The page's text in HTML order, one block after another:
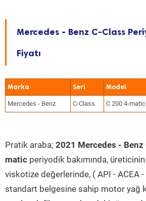
Mercedes - Benz C-Class
Fiyatı
Marka Seri Model
Mercedes - Benz C-Class C 200 4-matic
Pratik araba; 2021 Mercedes - Benz
matic periyodik bakımında,
viskotize değerlerinde, ( API - ACEA
standart belgesine sahip motor yağ